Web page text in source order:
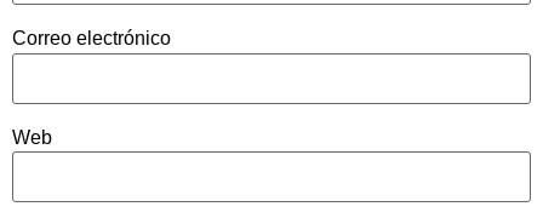
Correo electrónico
Web